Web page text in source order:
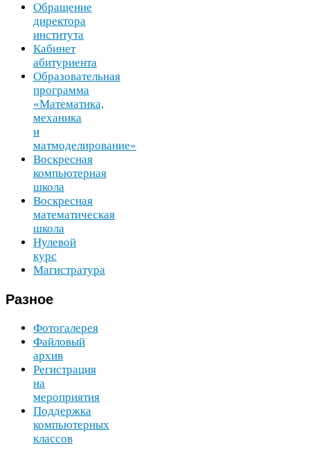
Обращение
директора
института
Кабинет
абитуриента
Образовательная
программа
«Математика,
механика
и
матмоделирование»
Воскресная
компьютерная
школа
Воскресная
математическая
школа
Нулевой
курс
Магистратура
Разное
Фотогалерея
Файловый
архив
Регистрация
на
мероприятия
Поддержка
компьютерных
классов